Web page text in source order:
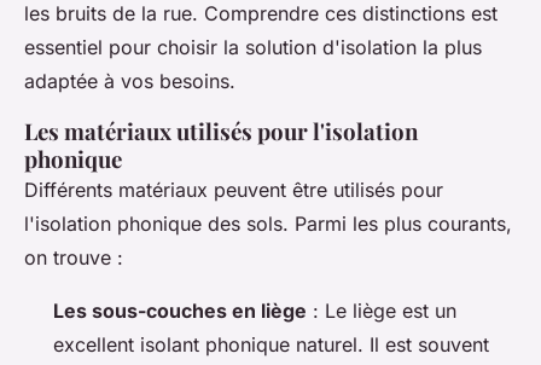
les bruits de la rue. Comprendre ces distinctions est
essentiel pour choisir la solution d'isolation la plus
adaptée à vos besoins.
Les matériaux utilisés pour l'isolation
phonique
Différents matériaux peuvent être utilisés pour
l'isolation phonique des sols. Parmi les plus courants,
on trouve :
Les sous-couches en liège : Le liège est un
excellent isolant phonique naturel. Il est souvent